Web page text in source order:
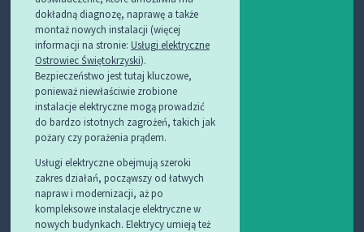
dokładną diagnozę, naprawę a także
montaż nowych instalacji (więcej
informacji na stronie: Usługi elektryczne
Ostrowiec Świętokrzyski).
Bezpieczeństwo jest tutaj kluczowe,
ponieważ niewłaściwie zrobione
instalacje elektryczne mogą prowadzić
do bardzo istotnych zagrożeń, takich jak
pożary czy porażenia prądem.
Usługi elektryczne obejmują szeroki
zakres działań, począwszy od łatwych
napraw i modernizacji, aż po
kompleksowe instalacje elektryczne w
nowych budynkach. Elektrycy umieją też